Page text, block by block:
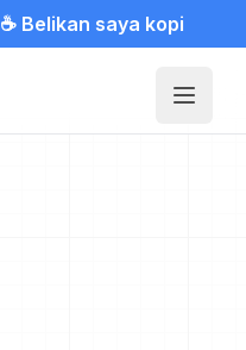
☕ Belikan saya kopi